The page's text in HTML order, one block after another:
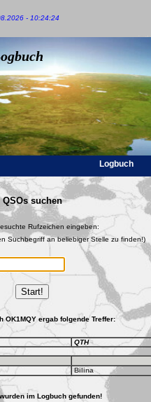
- 10:24:24
Logbuch
QSOs suchen
Rufzeichen eingeben:
Suchbegriff an beliebiger Stelle zu finden!)
Start!
OK1MQY ergab folgende Treffer:
QTH
Bilina
im Logbuch gefunden!